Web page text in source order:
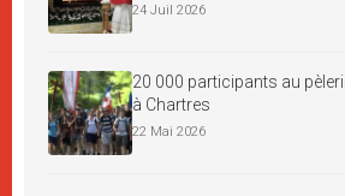
24 Juil 2026
20 000 participants au
à Chartres
22 Mai 2026